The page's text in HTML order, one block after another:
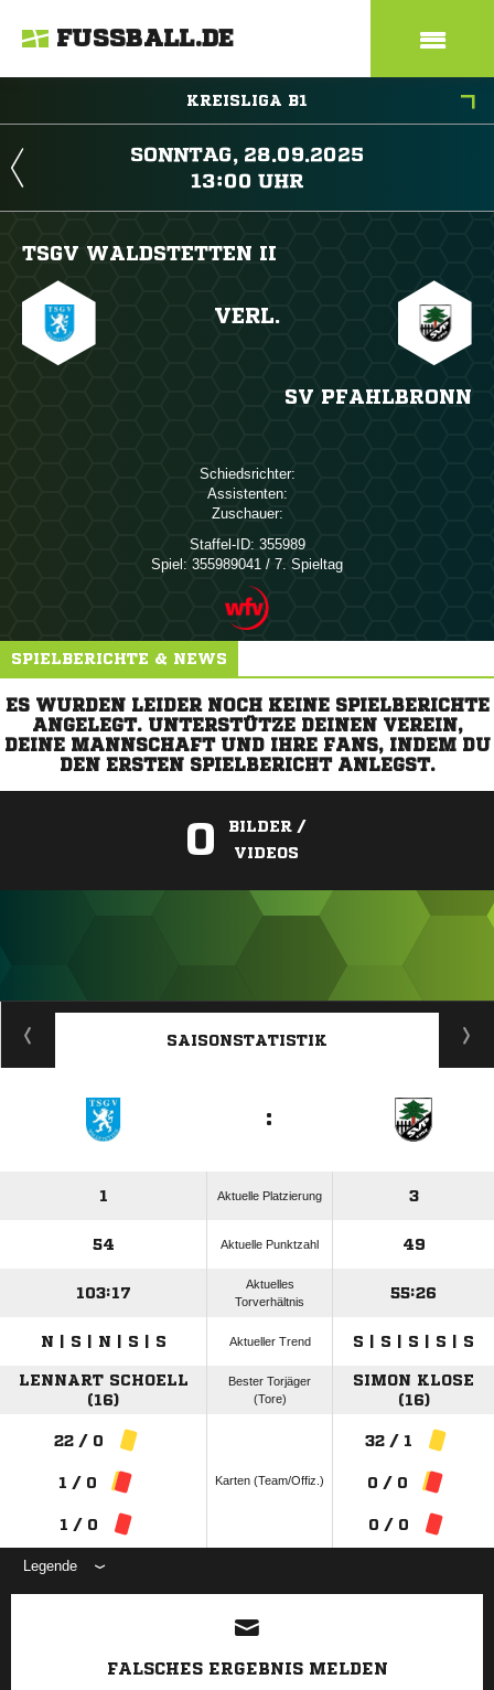
FUSSBALL.DE
KREISLIGA B1
 
 
TSGV WALDSTETTEN II
VERL.
SV PFAHLBRONN
Schiedsrichter:
Assistenten:
Zuschauer:
Staffel-ID: 355989
Spiel: 355989041 / 7. Spieltag
SPIELBERICHTE & NEWS
ES WURDEN LEIDER NOCH KEINE SPIELBERICHTE
ANGELEGT. UNTERSTÜTZE DEINEN VEREIN,
DEINE MANNSCHAFT UND IHRE FANS, INDEM DU
DEN ERSTEN SPIELBERICHT ANLEGST.
0
BILDER /
VIDEOS
ANZEIGE
SAISONSTATISTIK
:
1 Aktuelle Platzierung 3
54 Aktuelle Punktzahl 49
103:17
Aktuelles
Torverhältnis
55:26
N | S | N | S | S Aktueller Trend S | S | S | S | S
LENNART SCHOELL
(16)
Bester Torjäger
(Tore)
SIMON KLOSE
(16)
22 / 0
1 / 0
1 / 0
Karten (Team/Offiz.)
32 / 1
0 / 0
0 / 0
Legende
ANZEIGE
FALSCHES ERGEBNIS MELDEN